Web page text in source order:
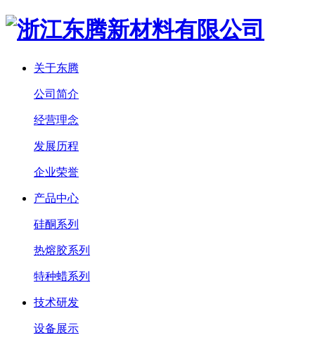
关于东腾
公司简介
经营理念
发展历程
企业荣誉
产品中心
硅酮系列
热熔胶系列
特种蜡系列
技术研发
设备展示